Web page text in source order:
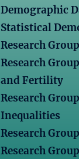
Demographic
Statistical
Research
Research
and Fertility
Research
Inequalities
Research
Research